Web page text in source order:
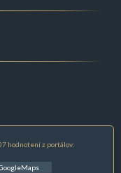
hodnotení z portálov: